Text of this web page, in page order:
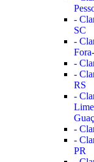
-
SC
-
-
-
RS
-
-
-
PR